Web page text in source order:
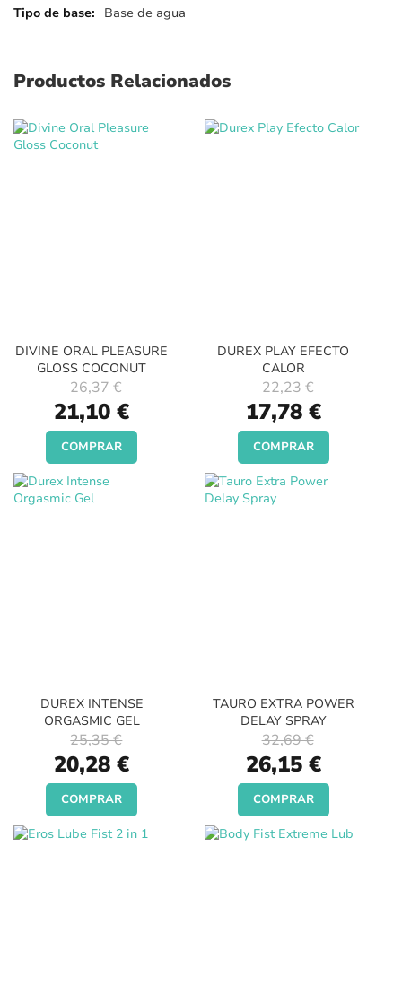
Base de agua
Productos Relacionados
DIVINE ORAL PLEASURE
GLOSS COCONUT
Special
Price
21,10 €
26,37 €
COMPRAR
DUREX PLAY EFECTO
CALOR
Special
Price
17,78 €
22,23 €
COMPRAR
DUREX INTENSE
ORGASMIC GEL
Special
Price
20,28 €
25,35 €
COMPRAR
TAURO EXTRA POWER
DELAY SPRAY
Special
Price
26,15 €
32,69 €
COMPRAR